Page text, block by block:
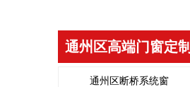
通州区高端门窗定制
通州区断桥系统窗